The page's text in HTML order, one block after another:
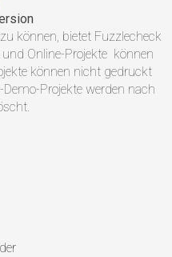
können, bietet Fuzzlecheck
Online-Projekte können
können nicht gedruckt
Projekte werden nach